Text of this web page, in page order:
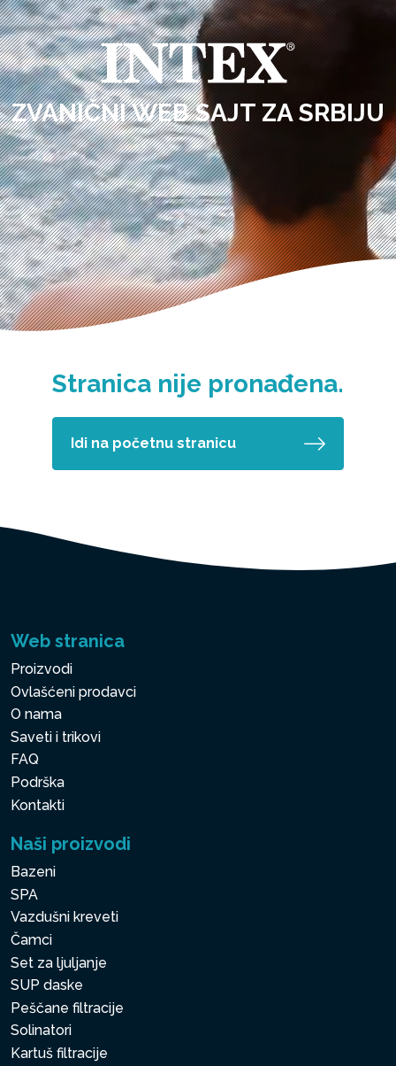
ZVANIČNI WEB SAJT ZA SRBIJU
Stranica nije pronađena.
Idi na početnu stranicu
Web stranica
Proizvodi
Ovlašćeni prodavci
O nama
Saveti i trikovi
FAQ
Podrška
Kontakti
Naši proizvodi
Bazeni
SPA
Vazdušni kreveti
Čamci
Set za ljuljanje
SUP daske
Peščane filtracije
Solinatori
Kartuš filtracije